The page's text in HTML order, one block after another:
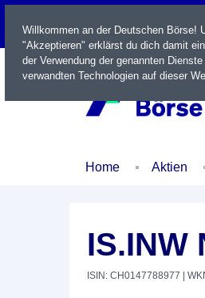
LIVE
Home Aktien
IS.INW
ISIN: CH0147788977 |
Willkommen an der Deutschen Börse!
"Akzeptieren" erklärst du dich damit
der Verwendung der genannten
verwandten Technologien auf dieser